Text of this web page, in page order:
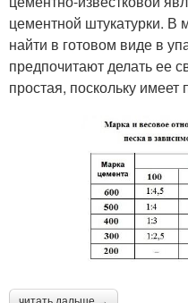
цементной штукатурки.
найти в готовом виде в
предпочитают делать ее
простая, поскольку имеет